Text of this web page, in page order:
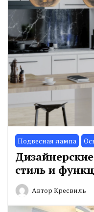
Подвесная лампа
стиль и
Автор Кресвиль